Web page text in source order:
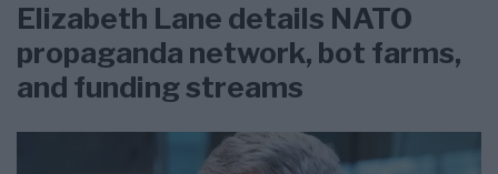
Elizabeth Lane details NATO
propaganda network, bot farms,
and funding streams